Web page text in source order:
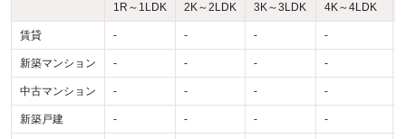
1R～1LDK 2K～2LDK 3K～3LDK 4K～4LDK
賃貸 - - - -
新築マンション - - - -
中古マンション - - - -
新築戸建 - - - -